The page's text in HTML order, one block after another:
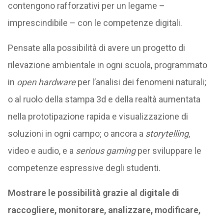
contengono rafforzativi per un legame –
imprescindibile – con le competenze digitali.
Pensate alla possibilità di avere un progetto di
rilevazione ambientale in ogni scuola, programmato
in open hardwareper l’analisi dei fenomeni naturali;
o al ruolo della stampa 3d e della realtà aumentata
nella prototipazione rapida e visualizzazione di
soluzioni in ogni campo; o ancora a storytelling,
video e audio, e a serious gamingper sviluppare le
competenze espressive degli studenti.
Mostrare le possibilità grazie al digitale di
raccogliere, monitorare, analizzare, modificare,